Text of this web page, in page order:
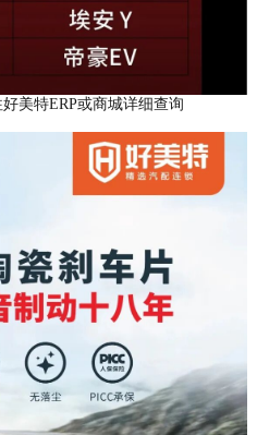
美特ERP或商城详细查询